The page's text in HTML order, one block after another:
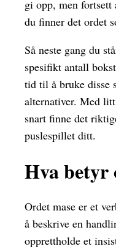
gi opp, men
du finner det ordet
Så neste gang du
spesifikt antall
tid til å bruke disse
alternativer. Med
snart finne det
puslespillet ditt.
Hva betyr
Ordet mase er et
å beskrive en
opprettholde et